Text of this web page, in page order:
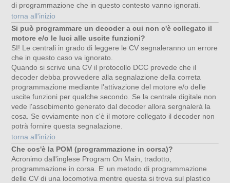
di programmazione che in questo contesto vanno ignorati.
torna all'inizio
Si può programmare un decoder a cui non c'è collegato il
motore e/o le luci alle uscite funzioni?
SI! Le centrali in grado di leggere le CV segnaleranno un errore
che in questo caso va ignorato.
Quando si scrive una CV il protocollo DCC prevede che il
decoder debba provvedere alla segnalazione della correta
programmazione mediante l'attivazione del motore e/o delle
uscite funzioni per qualche secondo. Se la centrale digitale non
vede l'assobimento generato dal decoder allora sergnalerà la
cosa. Se ovviamente non c'è il motore collegato il decoder non
potrà fornire questa segnalazione.
torna all'inizio
Che cos'è la POM (programmazione in corsa)?
Acronimo dall'inglese Program On Main, tradotto,
programmazione in corsa. E' un metodo di programmazione
delle CV di una locomotiva mentre questa si trova sul plastico